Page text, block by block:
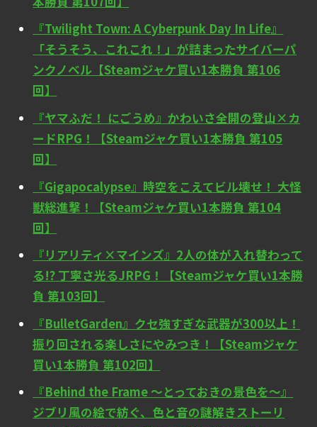
『Twilight Town: A Cyberpunk Day In Life』
「そうそう、これこれ！」が詰まったサイバーパ
ンクノベル【Steamジャケ買い1本勝負 第106
回】
『ヤマふだ！ にごうめ』かわいさ全開の登山×カ
ードRPG！【Steamジャケ買い1本勝負 第105
回】
『Gigapocalypse』時空をこえてビル壊せ！ 大怪
獣総進撃！【Steamジャケ買い1本勝負 第104
回】
『リアリティ×マインズ』2人の体が入れ替わって
る!? 丁寧さ光るJRPG！【Steamジャケ買い1本勝
負 第103回】
『BulletGarden』クセ強すぎな武器が300以上！
振り回される楽しさにやみつき！【Steamジャケ
買い1本勝負 第102回】
『Behind the Frame ～とっておきの景色を～』
ジブリ風の絵で紡ぐ、色と音の謎解きストーリ